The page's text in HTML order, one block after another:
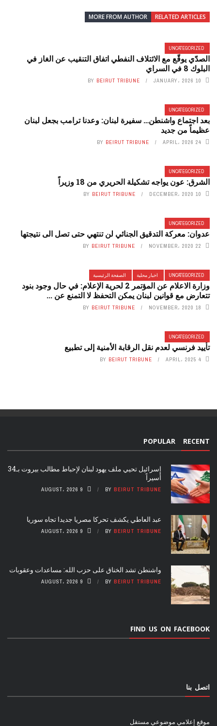
RELATED ARTICLES
MORE FROM AUTHOR
UNCATEGORIZED
الصدّي يوقّع مع الائتلاف النفطي اتفاق التنقيب عن الغاز في
البلوك 8 في السراي
10 JANUARY، 2026 BY BEIRUT TRIBUNE
UNCATEGORIZED
بعد اجتماع واشنطن… سفيرة لبنان: وعدنا ترامب بجعل لبنان
عظيماً من جديد
24 APRIL، 2026 BY BEIRUT TRIBUNE
UNCATEGORIZED
الشرق: عون يواجه تشكيلة الحريري من 18 وزيراً
10 DECEMBER، 2020 BY BEIRUT TRIBUNE
UNCATEGORIZED
عدوان: معركة التدقيق الجنائي لن تنتهي حتى تصل الى نتيجتها
22 NOVEMBER، 2020 BY BEIRUT TRIBUNE
UNCATEGORIZED اخبار محلية الصفحة الرئيسية
وزارة الاعلام عن المؤتمر 2 لحرية الإعلام: في حال وجود بنود
تتعارض مع قوانين لبنان يمكن التحفظ لا التمنع عن ...
18 NOVEMBER، 2020 BY BEIRUT TRIBUNE
UNCATEGORIZED
تأييد فرنسي لعدم نقل الرقابة الأمنية إلى تطبيع
4 APRIL، 2025 BY BEIRUT TRIBUNE
RECENT
POPULAR
إسرائيل تحيي ملف يهود لبنان لإحباط مطالب بيروت بـ34
أسيراً
BY BEIRUT TRIBUNE 9 AUGUST، 2026
عبد العاطي يكشف تحركا مصريا جديدا تجاه سوريا
BY BEIRUT TRIBUNE 9 AUGUST، 2026
واشنطن تشد الخناق على حزب الله: مساعدات وعقوبات
BY BEIRUT TRIBUNE 9 AUGUST، 2026
FIND US ON FACEBOOK
اتصل بنا
موقع إعلامي موضوعي مستقل